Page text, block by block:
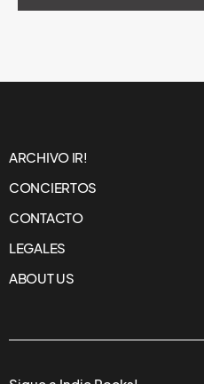
ARCHIVO IR!
CONCIERTOS
CONTACTO
LEGALES
ABOUT US